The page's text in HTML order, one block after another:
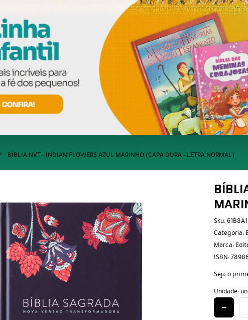
BÍBLIA NVT - INDIAN FLOWERS AZUL MARINHO (CAPA DURA - LETRA NORMAL)
Sku:
Categoria:
Marca:
ISBN:
Seja o
Unidade: un